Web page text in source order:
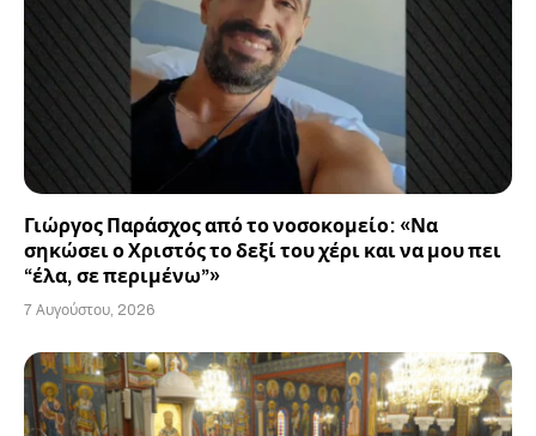
Γιώργος Παράσχος από το νοσοκομείο: «Να
σηκώσει ο Χριστός το δεξί του χέρι και να μου πει
“έλα, σε περιμένω”»
7 Αυγούστου, 2026